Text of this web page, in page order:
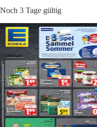
Noch 3 Tage gültig